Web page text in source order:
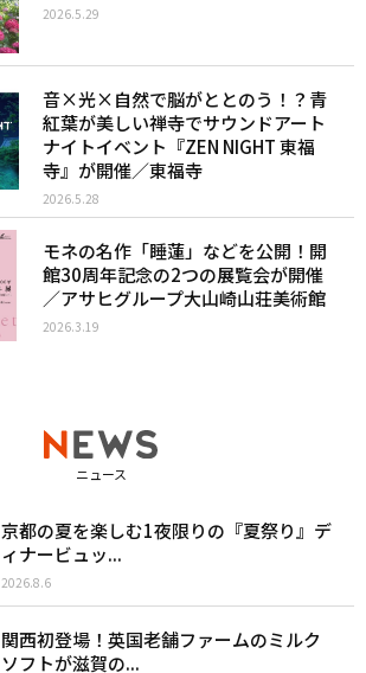
2026.5.29
音×光×自然で脳がととのう！？青
紅葉が美しい禅寺でサウンドアート
ナイトイベント『ZEN NIGHT 東福
寺』が開催／東福寺
2026.5.28
モネの名作「睡蓮」などを公開！開
館30周年記念の2つの展覧会が開催
／アサヒグループ大山崎山荘美術館
2026.3.19
ニュース
京都の夏を楽しむ1夜限りの『夏祭り』デ
ィナービュッ...
2026.8.6
関西初登場！英国老舗ファームのミルク
ソフトが滋賀の...